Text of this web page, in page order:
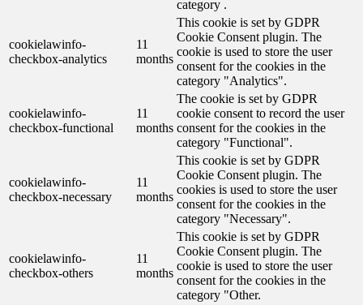
category .
cookielawinfo-
checkbox-analytics
11
months
This cookie is set by GDPR
Cookie Consent plugin. The
cookie is used to store the user
consent for the cookies in the
category "Analytics".
cookielawinfo-
checkbox-functional
11
months
The cookie is set by GDPR
cookie consent to record the user
consent for the cookies in the
category "Functional".
cookielawinfo-
checkbox-necessary
11
months
This cookie is set by GDPR
Cookie Consent plugin. The
cookies is used to store the user
consent for the cookies in the
category "Necessary".
cookielawinfo-
checkbox-others
11
months
This cookie is set by GDPR
Cookie Consent plugin. The
cookie is used to store the user
consent for the cookies in the
category "Other.